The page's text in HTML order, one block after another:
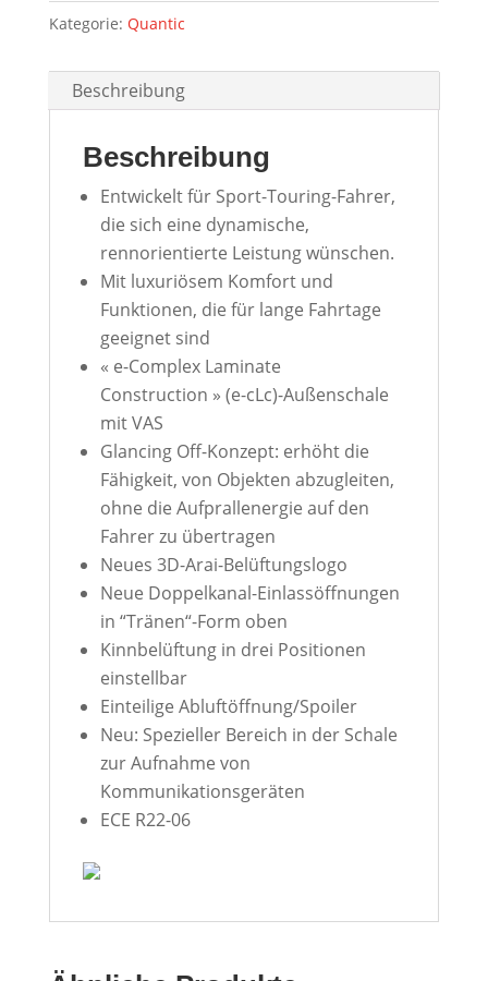
Kategorie: Quantic
Beschreibung
Beschreibung
Entwickelt für Sport-Touring-Fahrer,
die sich eine dynamische,
rennorientierte Leistung wünschen.
Mit luxuriösem Komfort und
Funktionen, die für lange Fahrtage
geeignet sind
« e-Complex Laminate
Construction » (e-cLc)-Außenschale
mit VAS
Glancing Off-Konzept: erhöht die
Fähigkeit, von Objekten abzugleiten,
ohne die Aufprallenergie auf den
Fahrer zu übertragen
Neues 3D-Arai-Belüftungslogo
Neue Doppelkanal-Einlassöffnungen
in “Tränen“-Form oben
Kinnbelüftung in drei Positionen
einstellbar
Einteilige Abluftöffnung/Spoiler
Neu: Spezieller Bereich in der Schale
zur Aufnahme von
Kommunikationsgeräten
ECE R22-06